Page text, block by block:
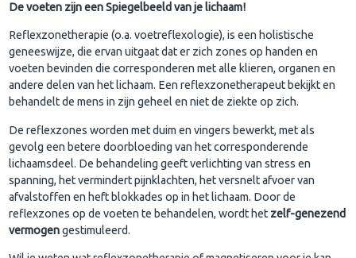
De voeten zijn een Spiegelbeeld van je lichaam!
Reflexzonetherapie (o.a. voetreflexologie), is een holistische
geneeswijze, die ervan uitgaat dat er zich zones op handen en
voeten bevinden die corresponderen met alle klieren, organen en
andere delen van het lichaam. Een reflexzonetherapeut bekijkt en
behandelt de mens in zijn geheel en niet de ziekte op zich.
De reflexzones worden met duim en vingers bewerkt, met als
gevolg een betere doorbloeding van het corresponderende
lichaamsdeel. De behandeling geeft verlichting van stress en
spanning, het vermindert pijnklachten, het versnelt afvoer van
afvalstoffen en heft blokkades op in het lichaam. Door de
reflexzones op de voeten te behandelen, wordt het zelf-genezend
vermogengestimuleerd.